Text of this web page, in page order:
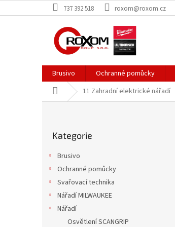
na
737 392 518 roxom@roxom.cz
Brusivo Ochranné pomůcky
Domů 11 Zahradní elektrické nářadí
kategorie
Kategorie
Brusivo
Ochranné pomůcky
Svařovací technika
Nářadí MILWAUKEE
Nářadí
Osvětlení SCANGRIP